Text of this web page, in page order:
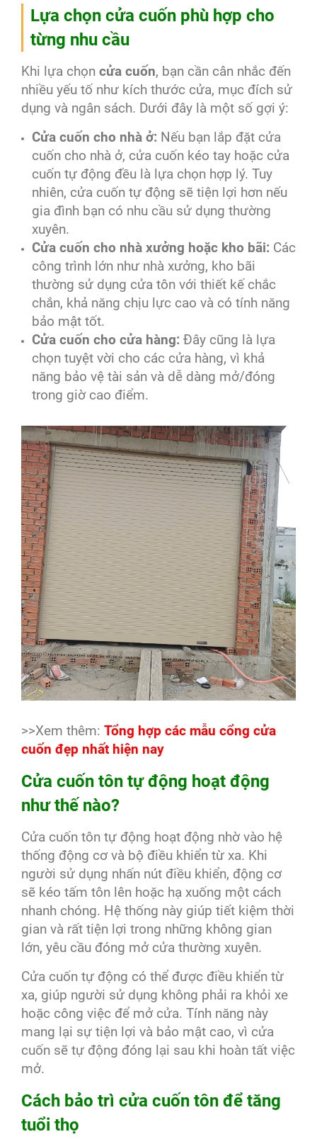
Lựa chọn cửa cuốn phù hợp cho
từng nhu cầu
Khi lựa chọn cửa cuốn, bạn cần cân nhắc đến
nhiều yếu tố như kích thước cửa, mục đích sử
dụng và ngân sách. Dưới đây là một số gợi ý:
Cửa cuốn cho nhà ở: Nếu bạn lắp đặt cửa
cuốn cho nhà ở, cửa cuốn kéo tay hoặc cửa
cuốn tự động đều là lựa chọn hợp lý. Tuy
nhiên, cửa cuốn tự động sẽ tiện lợi hơn nếu
gia đình bạn có nhu cầu sử dụng thường
xuyên.
Cửa cuốn cho nhà xưởng hoặc kho bãi: Các
công trình lớn như nhà xưởng, kho bãi
thường sử dụng cửa tôn với thiết kế chắc
chắn, khả năng chịu lực cao và có tính năng
bảo mật tốt.
Cửa cuốn cho cửa hàng: Đây cũng là lựa
chọn tuyệt vời cho các cửa hàng, vì khả
năng bảo vệ tài sản và dễ dàng mở/đóng
trong giờ cao điểm.
>>Xem thêm: Tổng hợp các mẫu cổng cửa
cuốn đẹp nhất hiện nay
Cửa cuốn tôn tự động hoạt động
như thế nào?
Cửa cuốn tôn tự động hoạt động nhờ vào hệ
thống động cơ và bộ điều khiển từ xa. Khi
người sử dụng nhấn nút điều khiển, động cơ
sẽ kéo tấm tôn lên hoặc hạ xuống một cách
nhanh chóng. Hệ thống này giúp tiết kiệm thời
gian và rất tiện lợi trong những không gian
lớn, yêu cầu đóng mở cửa thường xuyên.
Cửa cuốn tự động có thể được điều khiển từ
xa, giúp người sử dụng không phải ra khỏi xe
hoặc công việc để mở cửa. Tính năng này
mang lại sự tiện lợi và bảo mật cao, vì cửa
cuốn sẽ tự động đóng lại sau khi hoàn tất việc
mở.
Cách bảo trì cửa cuốn tôn để tăng
tuổi thọ